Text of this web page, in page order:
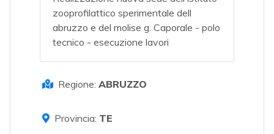
zooprofilattico sperimentale dell
abruzzo e del molise g. Caporale - polo
tecnico - esecuzione lavori
Regione: ABRUZZO
Provincia: TE